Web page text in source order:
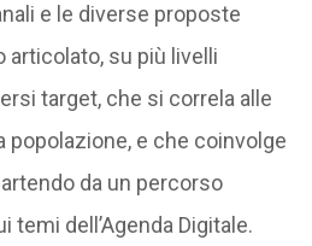
e le diverse proposte
articolato, su più livelli
target, che si correla alle
popolazione, e che coinvolge
da un percorso
dell’Agenda Digitale.